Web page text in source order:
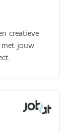
creatieve
met jouw